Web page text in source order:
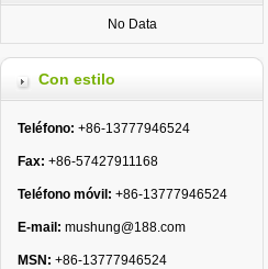
No Data
Con estilo
Teléfono: +86-13777946524
Fax: +86-57427911168
Teléfono móvil: +86-13777946524
E-mail: mushung@188.com
MSN: +86-13777946524